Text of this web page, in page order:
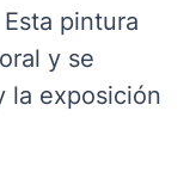
pintura
y se
la exposición